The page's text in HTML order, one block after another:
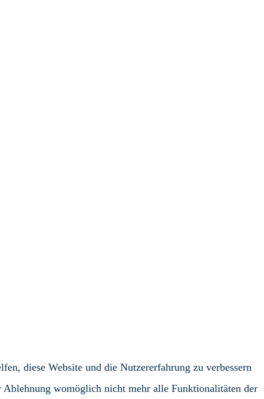
diese Website und die Nutzererfahrung zu verbessern
Ablehnung womöglich nicht mehr alle Funktionalitäten der